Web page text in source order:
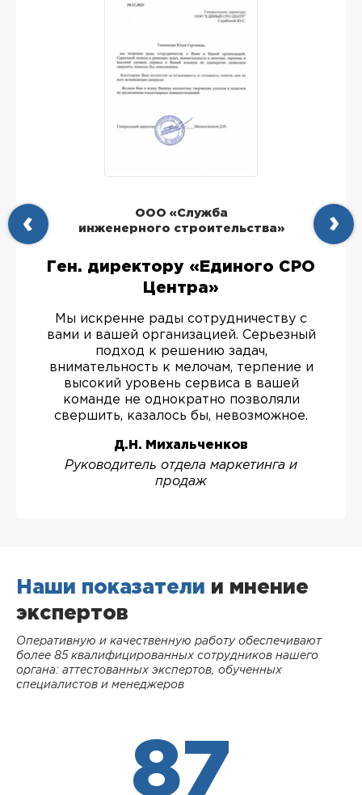
ООО «Служба
инженерного строительства»
Ген. директору «Единого СРО
Центра»
Мы искренне рады сотрудничеству с
вами и вашей организацией. Серьезный
подход к решению задач,
внимательность к мелочам, терпение и
высокий уровень сервиса в вашей
команде не однократно позволяли
свершить, казалось бы, невозможное.
Д.Н. Михальченков
Руководитель отдела маркетинга и
продаж
Наши показатели и мнение
экспертов
Оперативную и качественную работу обеспечивают
более 85 квалифицированных сотрудников нашего
органа: аттестованных экспертов, обученных
специалистов и менеджеров
87